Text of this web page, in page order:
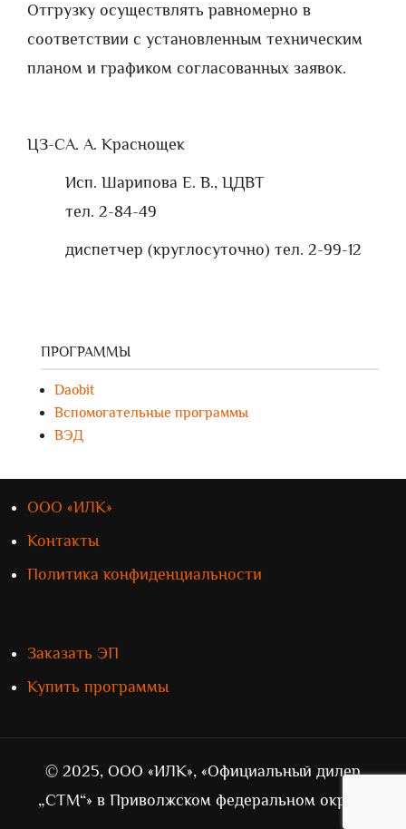
Отгрузку осуществлять равномерно в
соответствии с установленным техническим
планом и графиком согласованных заявок.
ЦЗ-СА. А. Краснощек
Исп. Шарипова Е. В., ЦДВТ
тел. 2-84-49
диспетчер (круглосуточно) тел. 2-99-12
ПРОГРАММЫ
Daobit
Вспомогательные программы
ВЭД
ООО «ИЛК»
Контакты
Политика конфиденциальности
Заказать ЭП
Купить программы
© 2025, ООО «ИЛК», «Официальный дилер
„СТМ“» в Приволжском федеральном округе